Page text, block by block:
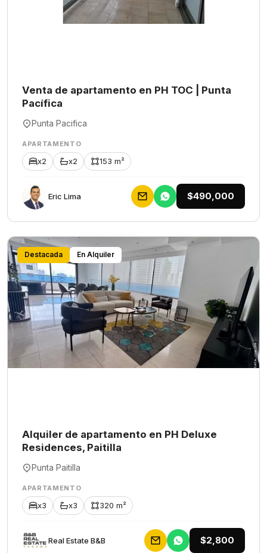
Venta de apartamento en PH TOC | Punta
Pacífica
Punta Pacifica
APARTAMENTO
x2 x2 153 m²
Eric Lima $490,000
Destacada En Alquiler
Alquiler de apartamento en PH Deluxe
Residences, Paitilla
Punta Paitilla
APARTAMENTO
x3 x3 320 m²
Rеаl Еstаtе В&В $2,800